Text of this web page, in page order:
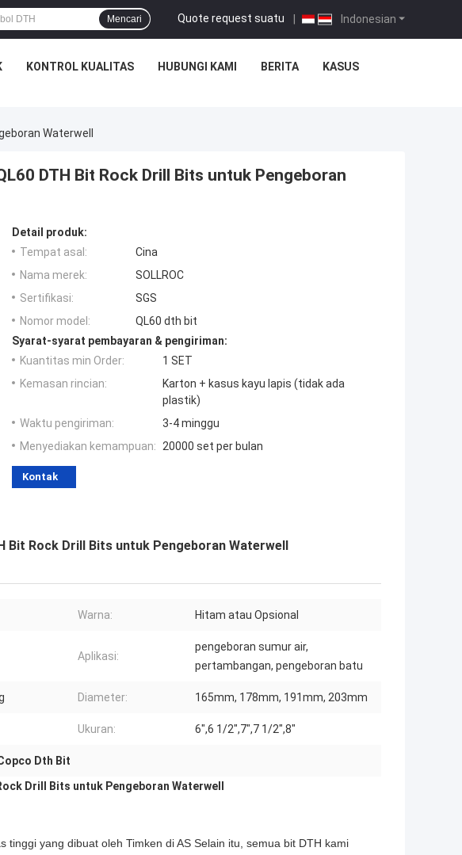
Indonesian
Quote request suatu |
Mencari
KONTROL KUALITAS HUBUNGI KAMI BERITA KASUS
Waterwell
DTH Bit Rock Drill Bits untuk Pengeboran
Detail produk:
Tempat asal:
Cina
Nama merek:
SOLLROC
Sertifikasi:
SGS
Nomor model:
QL60 dth bit
Syarat-syarat pembayaran & pengiriman:
Kuantitas min Order:
1 SET
Kemasan rincian:
Karton + kasus kayu lapis (tidak ada
plastik)
Waktu pengiriman:
3-4 minggu
Menyediakan kemampuan: 20000 set per bulan
Kontak
Bit Rock Drill Bits untuk Pengeboran Waterwell
Warna: Hitam atau Opsional
Aplikasi:
pengeboran sumur air,
pertambangan, pengeboran batu
Diameter: 165mm, 178mm, 191mm, 203mm
Ukuran: 6",6 1/2",7",7 1/2",8"
Dth Bit
Drill Bits untuk Pengeboran Waterwell
tinggi yang dibuat oleh Timken di AS Selain itu, semua bit DTH kami